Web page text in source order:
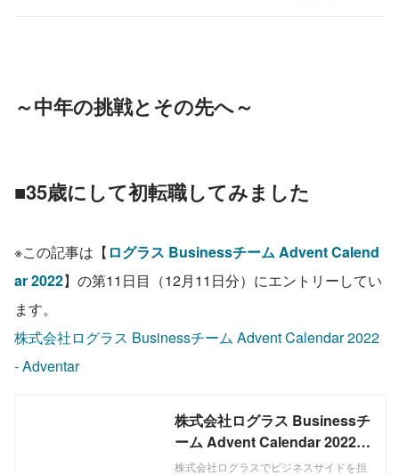
～中年の挑戦とその先へ～
■35歳にして初転職してみました
※この記事は【 ログラス Businessチーム Advent Calend
ar 2022】の第11日目（12月11日分）にエントリーしてい
ます。
株式会社ログラス Businessチーム Advent Calendar 2022
- Adventar
株式会社ログラス Businessチ
ーム Advent Calendar 2022 -
Adventar
株式会社ログラスでビジネスサイドを担